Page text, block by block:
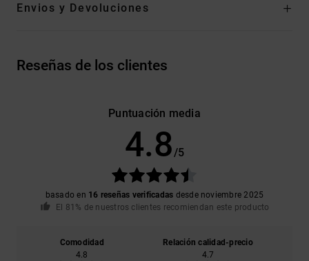
Envios y Devoluciones
Reseñas de los clientes
Puntuación media
4.8 /5
basado en 16 reseñas verificadas desde noviembre 2025
El 81% de nuestros clientes recomiendan este producto
Comodidad
4.8
Relación calidad-precio
4.7